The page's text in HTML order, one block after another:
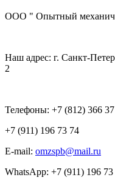
ООО " Опытный
Наш адрес: г. Санкт-
2
Телефоны: +7 (812) 366
+7 (911) 196 73 74
E-mail: omzspb@mail.ru
WhatsApp: +7 (911) 196 73